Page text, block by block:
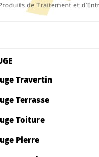
Travertin
Terrasse
Toiture
Pierre